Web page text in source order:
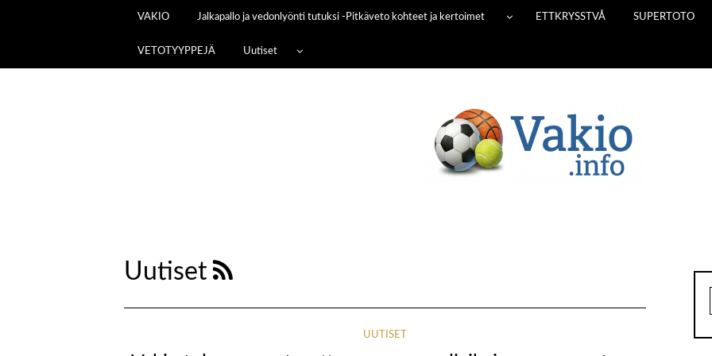
VAKIO Jalkapallo ja vedonlyönti tutuksi -Pitkäveto kohteet ja kertoimet ETTKRYSSTVÅ SUPERTOTO
VETOTYYPPEJÄ Uutiset
Uutiset
UUTISET